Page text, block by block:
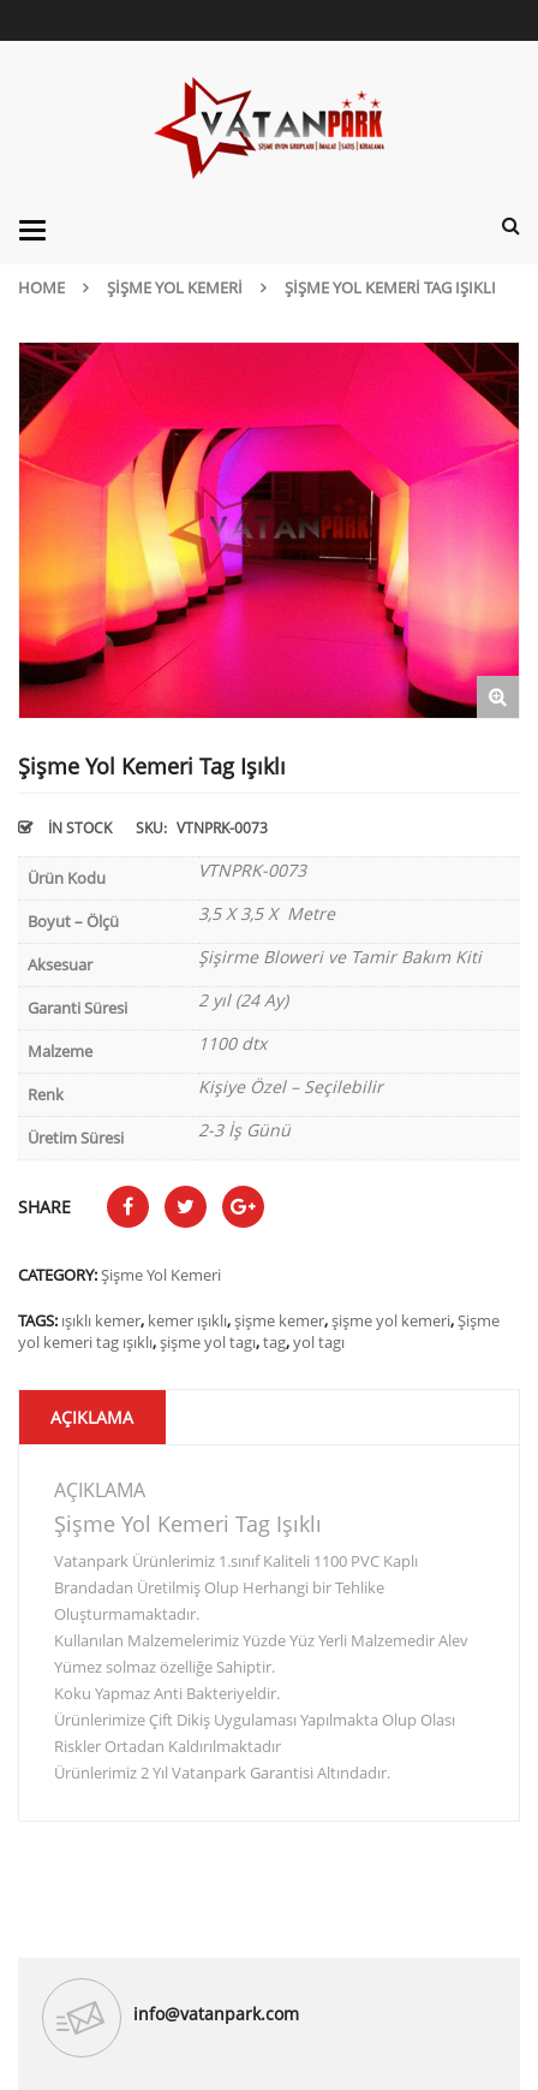
Categories
HOME ŞIŞME YOL KEMERI ŞIŞME YOL KEMERI TAG IŞIKLI
Şişme Yol Kemeri Tag Işıklı
IN STOCK SKU: VTNPRK-0073
Ürün Kodu VTNPRK-0073
Boyut – Ölçü 3,5 X 3,5 X Metre
Aksesuar Şişirme Bloweri ve Tamir Bakım Kiti
Garanti Süresi 2 yıl (24 Ay)
Malzeme 1100 dtx
Renk Kişiye Özel – Seçilebilir
Üretim Süresi 2-3 İş Günü
SHARE
CATEGORY:Şişme Yol Kemeri
TAGS: ışıklı kemer, kemer ışıklı,şişme kemer,şişme yol kemeri,Şişme
yol kemeri tag ışıklı,şişme yol tagı,tag,yol tagı
AÇIKLAMA
AÇIKLAMA
Şişme Yol Kemeri Tag Işıklı
Vatanpark Ürünlerimiz 1.sınıf Kaliteli 1100 PVC Kaplı
Brandadan Üretilmiş Olup Herhangi bir Tehlike
Oluşturmamaktadır.
Kullanılan Malzemelerimiz Yüzde Yüz Yerli Malzemedir Alev
Yümez solmaz özelliğe Sahiptir.
Koku Yapmaz Anti Bakteriyeldir.
Ürünlerimize Çift Dikiş Uygulaması Yapılmakta Olup Olası
Riskler Ortadan Kaldırılmaktadır
Ürünlerimiz 2 Yıl Vatanpark Garantisi Altındadır.
info@vatanpark.com